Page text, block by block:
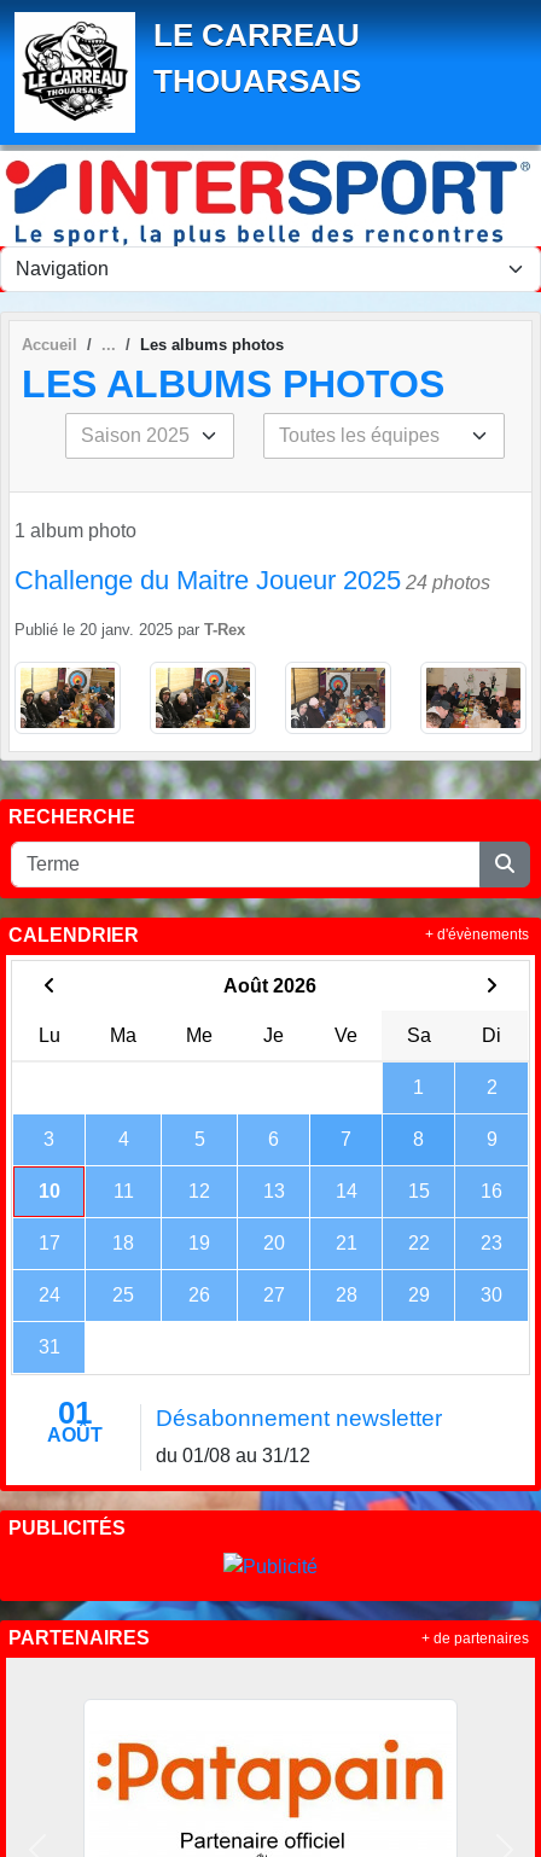
LE CARREAU
THOUARSAIS
Accueil Les albums photos
LES ALBUMS PHOTOS
1 album photo
Challenge du Maitre Joueur 2025 24 photos
Publié le 20 janv. 2025 par T-Rex
RECHERCHE
CALENDRIER
Août 2026
Lu Ma Me Je Ve Sa Di
1 2
3 4 5 6 7 8 9
10 11 12 13 14 15 16
17 18 19 20 21 22 23
24 25 26 27 28 29 30
31
01
AOÛT
Désabonnement newsletter
du 01/08 au 31/12
+ d'évènements
PUBLICITÉS
PARTENAIRES + de partenaires
Panneau de gestion des cookies